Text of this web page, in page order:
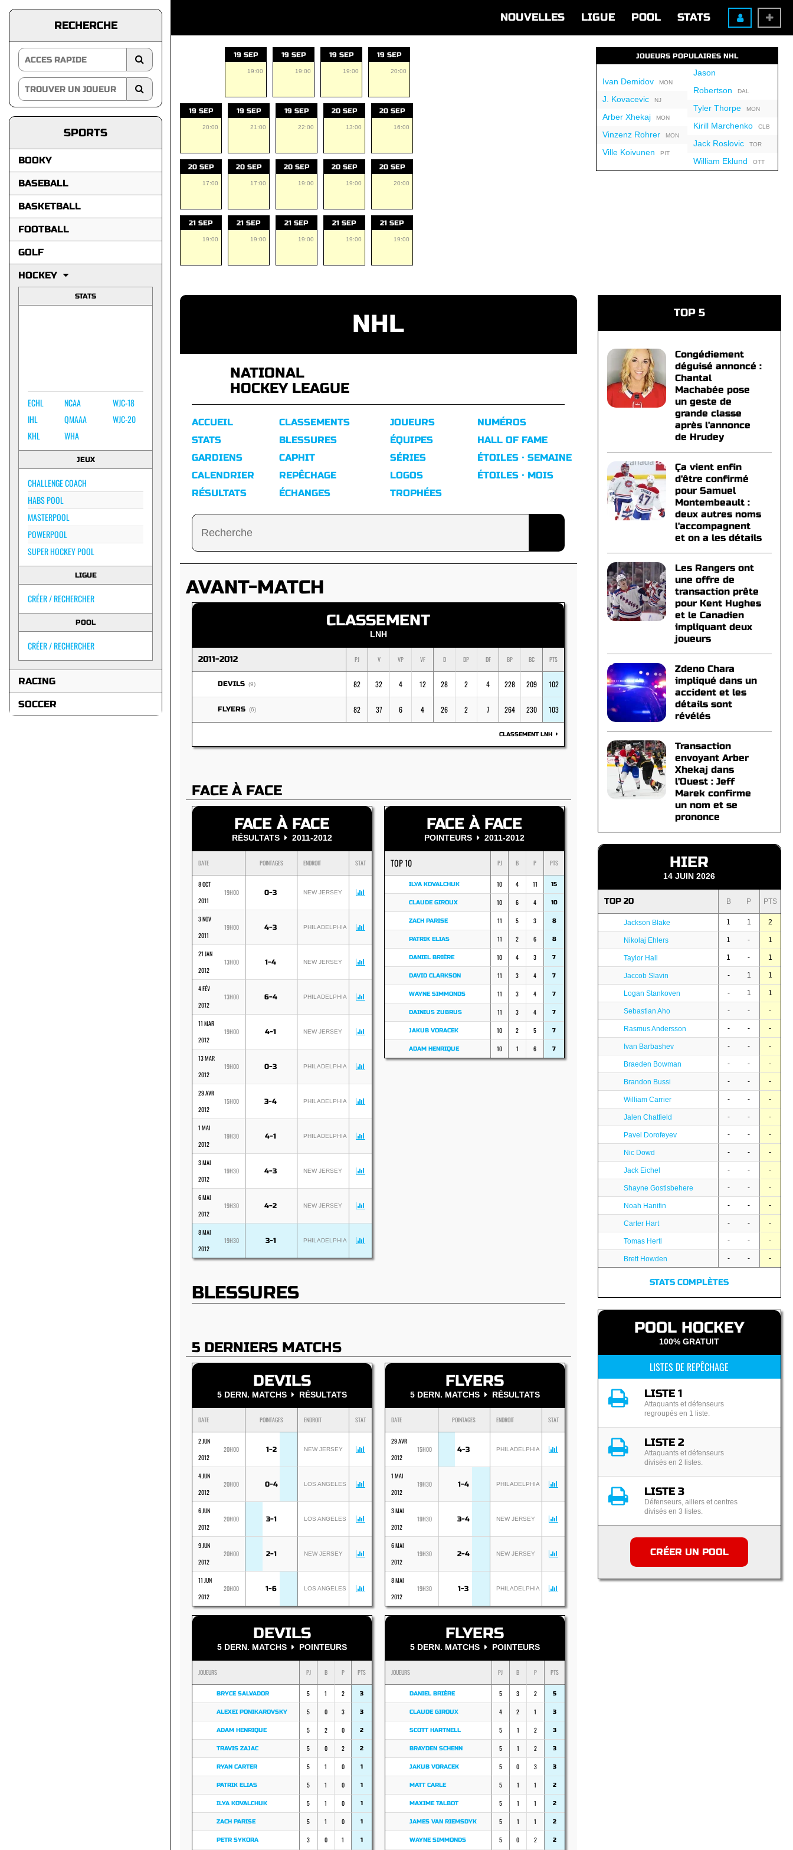
NOUVELLES LIGUE POOL STATS
RECHERCHE
SPORTS
BOOKY
BASEBALL
BASKETBALL
FOOTBALL
GOLF
HOCKEY
STATS
ECHL
IHL
KHL
NCAA
QMAAA
WHA
WJC-18
WJC-20
JEUX
CHALLENGE COACH
HABS POOL
MASTERPOOL
POWERPOOL
SUPER HOCKEY POOL
LIGUE
CRÉER / RECHERCHER
POOL
CRÉER / RECHERCHER
RACING
SOCCER
19 SEP
19:00
19 SEP
19:00
19 SEP
19:00
19 SEP
20:00
19 SEP
20:00
19 SEP
21:00
19 SEP
22:00
20 SEP
13:00
20 SEP
16:00
20 SEP
17:00
20 SEP
17:00
20 SEP
19:00
20 SEP
19:00
20 SEP
20:00
21 SEP
19:00
21 SEP
19:00
21 SEP
19:00
21 SEP
19:00
21 SEP
19:00
JOUEURS POPULAIRES NHL
Ivan DemidovMON
J. KovacevicNJ
Arber XhekajMON
Vinzenz RohrerMON
Ville Koivunen PIT
Jason
Robertson DAL
Tyler ThorpeMON
Kirill MarchenkoCLB
Jack RoslovicTOR
William Eklund OTT
NHL
NATIONAL
HOCKEY LEAGUE
ACCUEIL
STATS
GARDIENS
CALENDRIER
RÉSULTATS
CLASSEMENTS
BLESSURES
CAPHIT
REPÊCHAGE
ÉCHANGES
JOUEURS
ÉQUIPES
SÉRIES
LOGOS
TROPHÉES
NUMÉROS
HALL OF FAME
ÉTOILES · SEMAINE
ÉTOILES · MOIS
AVANT-MATCH
CLASSEMENT
LNH
2011-2012 PJ V VP VF D DP DF BP BC PTS
DEVILS (9) 82 32 4 12 28 2 4 228 209 102
FLYERS (6) 82 37 6 4 26 2 7 264 230 103
CLASSEMENT LNH
FACE À FACE
FACE À FACE
RÉSULTATS 2011-2012
DATE POINTAGES ENDROIT STAT
8 OCT
2011
19H00 0-3 NEW JERSEY
3 NOV
2011
19H00 4-3 PHILADELPHIA
21 JAN
2012
13H00 1-4 NEW JERSEY
4 FÉV
2012
13H00 6-4 PHILADELPHIA
11 MAR
2012
19H00 4-1 NEW JERSEY
13 MAR
2012
19H00 0-3 PHILADELPHIA
29 AVR
2012
15H00 3-4 PHILADELPHIA
1 MAI
2012
19H30 4-1 PHILADELPHIA
3 MAI
2012
19H30 4-3 NEW JERSEY
6 MAI
2012
19H30 4-2 NEW JERSEY
8 MAI
2012
19H30 3-1 PHILADELPHIA
FACE À FACE
POINTEURS 2011-2012
TOP 10 PJ B P PTS
ILYA KOVALCHUK 10 4 11 15
CLAUDE GIROUX 10 6 4 10
ZACH PARISE 11 5 3 8
PATRIK ELIAS 11 2 6 8
DANIEL BRIÈRE 10 4 3 7
DAVID CLARKSON 11 3 4 7
WAYNE SIMMONDS 11 3 4 7
DAINIUS ZUBRUS 11 3 4 7
JAKUB VORACEK 10 2 5 7
ADAM HENRIQUE 10 1 6 7
BLESSURES
5 DERNIERS MATCHS
DEVILS
5 DERN. MATCHS RÉSULTATS
DATE POINTAGES ENDROIT STAT
2 JUN
2012
20H00 1-2 NEW JERSEY
4 JUN
2012
20H00 0-4 LOS ANGELES
6 JUN
2012
20H00 3-1 LOS ANGELES
9 JUN
2012
20H00 2-1 NEW JERSEY
11 JUN
2012
20H00 1-6 LOS ANGELES
DEVILS
5 DERN. MATCHS POINTEURS
JOUEURS PJ B P PTS
BRYCE SALVADOR 5 1 2 3
ALEXEI PONIKAROVSKY 5 0 3 3
ADAM HENRIQUE 5 2 0 2
TRAVIS ZAJAC 5 0 2 2
RYAN CARTER 5 1 0 1
PATRIK ELIAS 5 1 0 1
ILYA KOVALCHUK 5 1 0 1
ZACH PARISE 5 1 0 1
PETR SYKORA 3 0 1 1
FLYERS
5 DERN. MATCHS RÉSULTATS
DATE POINTAGES ENDROIT STAT
29 AVR
2012
15H00 4-3 PHILADELPHIA
1 MAI
2012
19H30 1-4 PHILADELPHIA
3 MAI
2012
19H30 3-4 NEW JERSEY
6 MAI
2012
19H30 2-4 NEW JERSEY
8 MAI
2012
19H30 1-3 PHILADELPHIA
FLYERS
5 DERN. MATCHS POINTEURS
JOUEURS PJ B P PTS
DANIEL BRIÈRE 5 3 2 5
CLAUDE GIROUX 4 2 1 3
SCOTT HARTNELL 5 1 2 3
BRAYDEN SCHENN 5 1 2 3
JAKUB VORACEK 5 0 3 3
MATT CARLE 5 1 1 2
MAXIME TALBOT 5 1 1 2
JAMES VAN RIEMSDYK 5 1 1 2
WAYNE SIMMONDS 5 0 2 2
TOP 5
Congédiement
déguisé annoncé :
Chantal
Machabée pose
un geste de
grande classe
après l'annonce
de Hrudey
Ça vient enfin
d'être confirmé
pour Samuel
Montembeault :
deux autres noms
l'accompagnent
et on a les détails
Les Rangers ont
une offre de
transaction prête
pour Kent Hughes
et le Canadien
impliquant deux
joueurs
Zdeno Chara
impliqué dans un
accident et les
détails sont
révélés
Transaction
envoyant Arber
Xhekaj dans
l'Ouest : Jeff
Marek confirme
un nom et se
prononce
HIER
14 JUIN 2026
TOP 20 B P PTS
Jackson Blake 1 1 2
Nikolaj Ehlers 1 - 1
Taylor Hall 1 - 1
Jaccob Slavin - 1 1
Logan Stankoven - 1 1
Sebastian Aho - - -
Rasmus Andersson - - -
Ivan Barbashev - - -
Braeden Bowman - - -
Brandon Bussi - - -
William Carrier - - -
Jalen Chatfield - - -
Pavel Dorofeyev - - -
Nic Dowd - - -
Jack Eichel - - -
Shayne Gostisbehere - - -
Noah Hanifin - - -
Carter Hart - - -
Tomas Hertl - - -
Brett Howden - - -
STATS COMPLÈTES
POOL HOCKEY
100% GRATUIT
LISTES DE REPÊCHAGE
LISTE 1
Attaquants et défenseurs
regroupés en 1 liste.
LISTE 2
Attaquants et défenseurs
divisés en 2 listes.
LISTE 3
Défenseurs, ailiers et centres
divisés en 3 listes.
CRÉER UN POOL